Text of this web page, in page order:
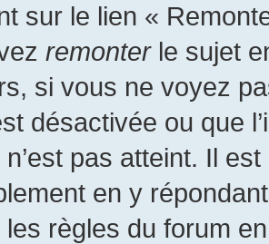
sur le lien «
remonterle sujet
si vous ne voyez
désactivée ou que
pas atteint. Il
en y
règles du forum